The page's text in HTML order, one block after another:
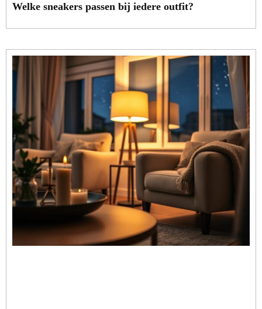
Welke sneakers passen bij iedere outfit?